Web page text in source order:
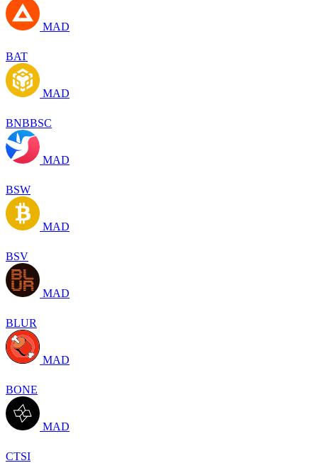
MAD
BAT
MAD
BNBBSC
MAD
BSW
MAD
BSV
MAD
BLUR
MAD
BONE
MAD
CTSI